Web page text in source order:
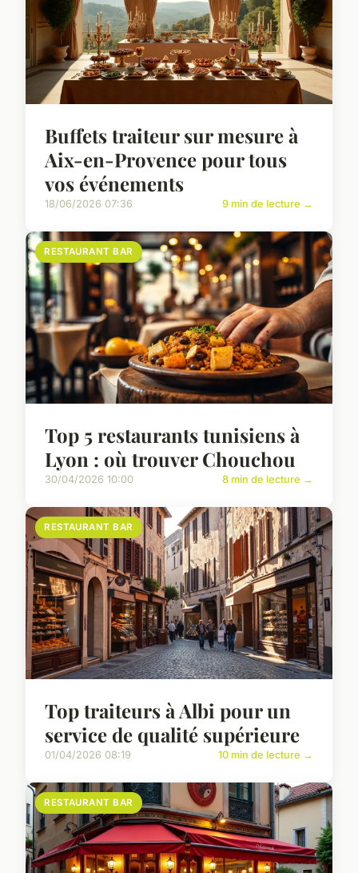
Buffets traiteur sur mesure à
Aix-en-Provence pour tous
vos événements
18/06/2026 07:36 9 min de lecture →
RESTAURANT BAR
Top 5 restaurants tunisiens à
Lyon : où trouver Chouchou
30/04/2026 10:00 8 min de lecture →
RESTAURANT BAR
Top traiteurs à Albi pour un
service de qualité supérieure
01/04/2026 08:19 10 min de lecture →
RESTAURANT BAR